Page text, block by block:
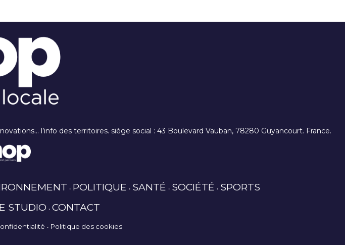
l’info des territoires. siège social : 43 Boulevard Vauban, 78280 Guyancourt. France.
POLITIQUE SANTÉ SOCIÉTÉ SPORTS
STUDIO CONTACT
Politique des cookies